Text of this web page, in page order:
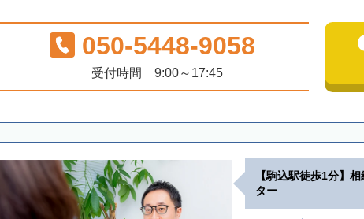
050-5448-9058
受付時間 9:00～17:45
【駒込駅徒歩1分】
ター